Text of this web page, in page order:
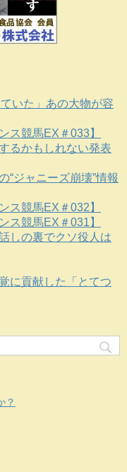
いた」あの大物が容
ス競馬EX＃033】
るかもしれない発表
“ジャニーズ崩壊”情報
ス競馬EX＃032】
ス競馬EX＃031】
しの裏でクソ役人は
に貢献した「とてつ
？